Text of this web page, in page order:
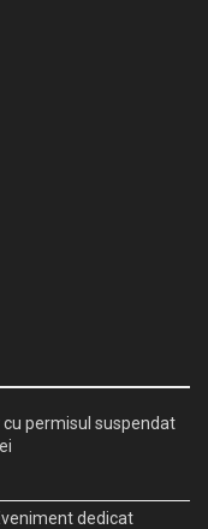
permisul suspendat
dedicat